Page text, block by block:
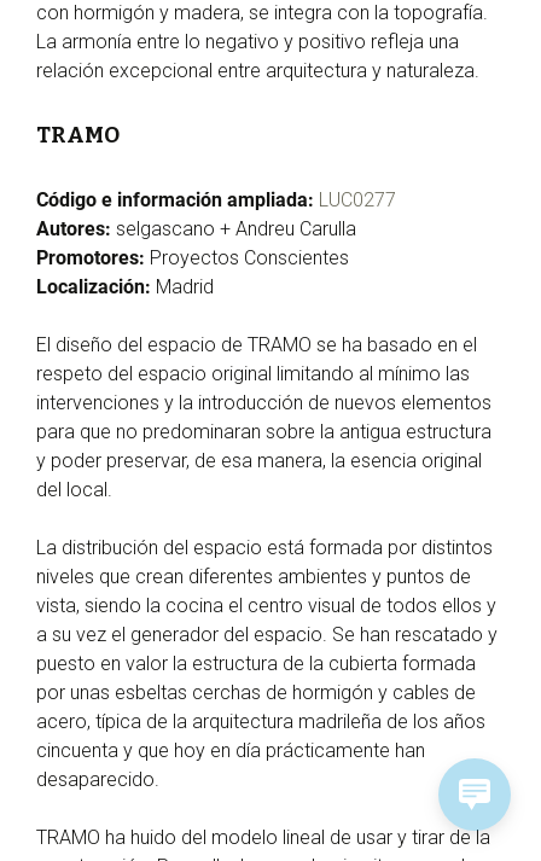
con hormigón y madera, se integra con la topografía.
La armonía entre lo negativo y positivo refleja una
relación excepcional entre arquitectura y naturaleza.
TRAMO
Código e información ampliada: LUC0277
Autores: selgascano + Andreu Carulla
Promotores: Proyectos Conscientes
Localización: Madrid
El diseño del espacio de TRAMO se ha basado en el
respeto del espacio original limitando al mínimo las
intervenciones y la introducción de nuevos elementos
para que no predominaran sobre la antigua estructura
y poder preservar, de esa manera, la esencia original
del local.
La distribución del espacio está formada por distintos
niveles que crean diferentes ambientes y puntos de
vista, siendo la cocina el centro visual de todos ellos y
a su vez el generador del espacio. Se han rescatado y
puesto en valor la estructura de la cubierta formada
por unas esbeltas cerchas de hormigón y cables de
acero, típica de la arquitectura madrileña de los años
cincuenta y que hoy en día prácticamente han
desaparecido.
TRAMO ha huido del modelo lineal de usar y tirar de la